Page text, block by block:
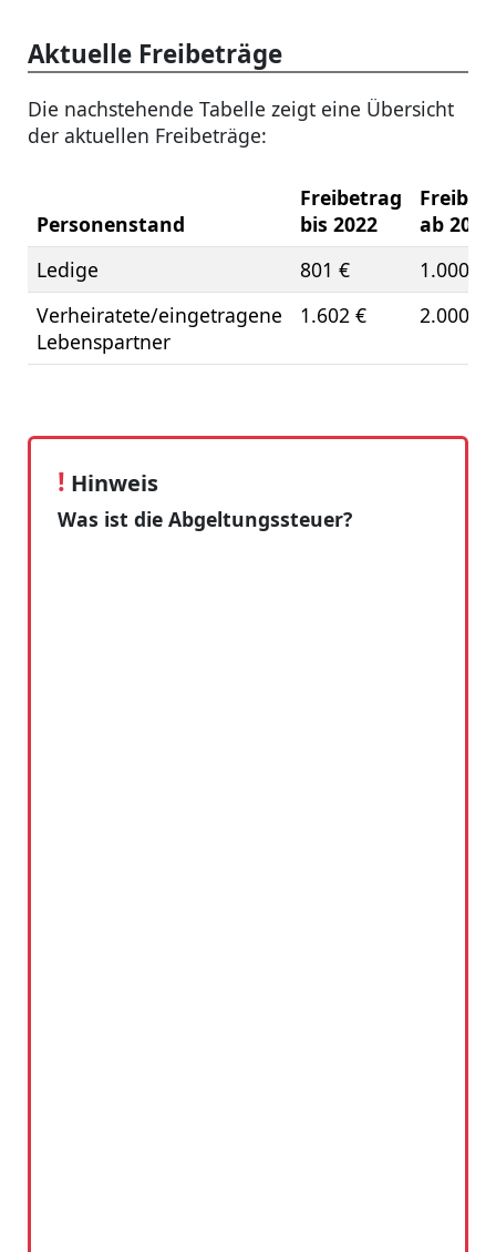
Aktuelle Freibeträge
Die nachstehende Tabelle zeigt eine Übersicht
der aktuellen Freibeträge:
Personenstand
Freibetrag
bis 2022
ab 2023
Ledige
801 €
1.000 €
Verheiratete/eingetragene
Lebenspartner
1.602 € 2.000 €
! Hinweis
Was ist die Abgeltungssteuer?